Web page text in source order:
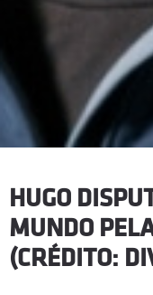
HUGO
MUNDO
(CRÉDITO: